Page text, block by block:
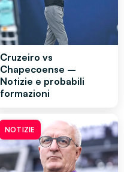
Cruzeiro vs
Chapecoense –
Notizie e probabili
formazioni
NOTIZIE